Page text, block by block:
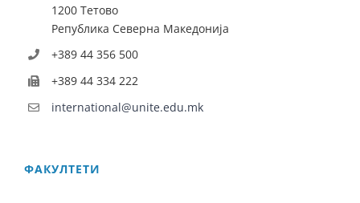
1200 Тетово
Република Северна Македонија
+389 44 356 500
+389 44 334 222
international@unite.edu.mk
ФАКУЛТЕТИ